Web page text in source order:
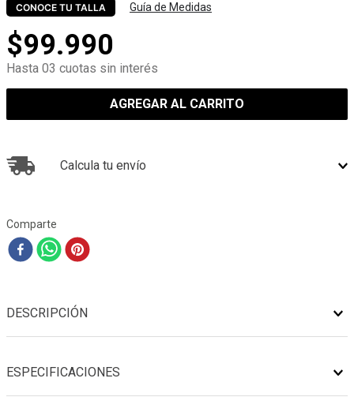
CONOCE TU TALLA Guía de Medidas
$99.990
Hasta 03 cuotas sin interés
AGREGAR AL CARRITO
Calcula tu envío
Comparte
DESCRIPCIÓN
ESPECIFICACIONES